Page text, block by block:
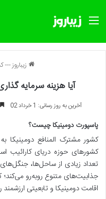
منو
زیباروز---
آیا هزینه سرمایه
آخرین به روز رسانی: 1 خرداد 02
پاسپورت دومینیکا چیست؟
کشور مشترک المنافع دومینیکا
کشورهای حوزه دریای کارائیب
تعداد زیادی از ساحل‌ها،
جذابیت‌های متنوع روبه‌رو
اقامت دومینیکا و تابعیتی ارزشمند